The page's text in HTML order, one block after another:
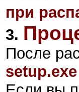
при
3.
После
setup.exe